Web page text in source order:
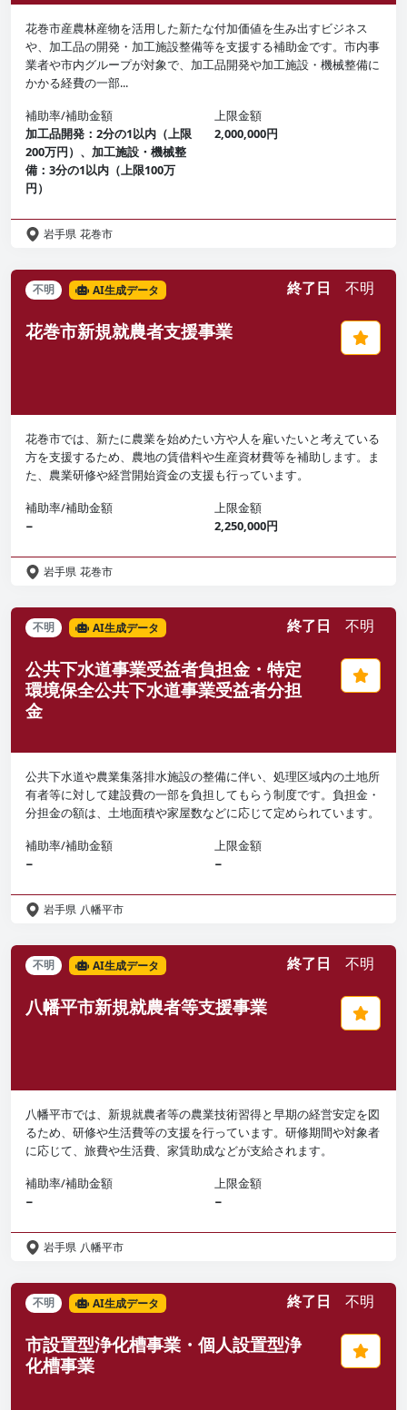
花巻市産農林産物を活用した新たな付加価値を生み出すビジネス
や、加工品の開発・加工施設整備等を支援する補助金です。市内事
業者や市内グループが対象で、加工品開発や加工施設・機械整備に
かかる経費の一部...
補助率/補助金額
加工品開発：2分の1以内（上限
200万円）、加工施設・機械整
備：3分の1以内（上限100万
円）
上限金額
2,000,000円
岩手県 花巻市
不明 AI生成データ 終了日 不明
花巻市新規就農者支援事業
花巻市では、新たに農業を始めたい方や人を雇いたいと考えている
方を支援するため、農地の賃借料や生産資材費等を補助します。ま
た、農業研修や経営開始資金の支援も行っています。
補助率/補助金額
−
上限金額
2,250,000円
岩手県 花巻市
不明 AI生成データ 終了日 不明
公共下水道事業受益者負担金・特定
環境保全公共下水道事業受益者分担
金
公共下水道や農業集落排水施設の整備に伴い、処理区域内の土地所
有者等に対して建設費の一部を負担してもらう制度です。負担金・
分担金の額は、土地面積や家屋数などに応じて定められています。
補助率/補助金額
−
上限金額
−
岩手県 八幡平市
不明 AI生成データ 終了日 不明
八幡平市新規就農者等支援事業
八幡平市では、新規就農者等の農業技術習得と早期の経営安定を図
るため、研修や生活費等の支援を行っています。研修期間や対象者
に応じて、旅費や生活費、家賃助成などが支給されます。
補助率/補助金額
−
上限金額
−
岩手県 八幡平市
不明 AI生成データ 終了日 不明
市設置型浄化槽事業・個人設置型浄
化槽事業